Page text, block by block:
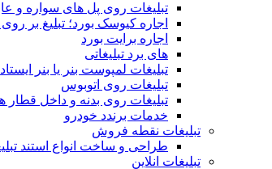
تبلیغات روی پل های سواره و
اجاره کیوسک بورد؛ تبلیغ بر
اجاره برایت بورد
های برد تبلیغاتی
تبلیغات لمپوست بنر یا بنر
تبلیغات روی اتوبوس
تبلیغات روی بدنه و داخل قطار
خدمات برندد خودرو
تبلیغات نقطه فروش
طراحی و ساخت انواع استند
تبلیغات انلاین